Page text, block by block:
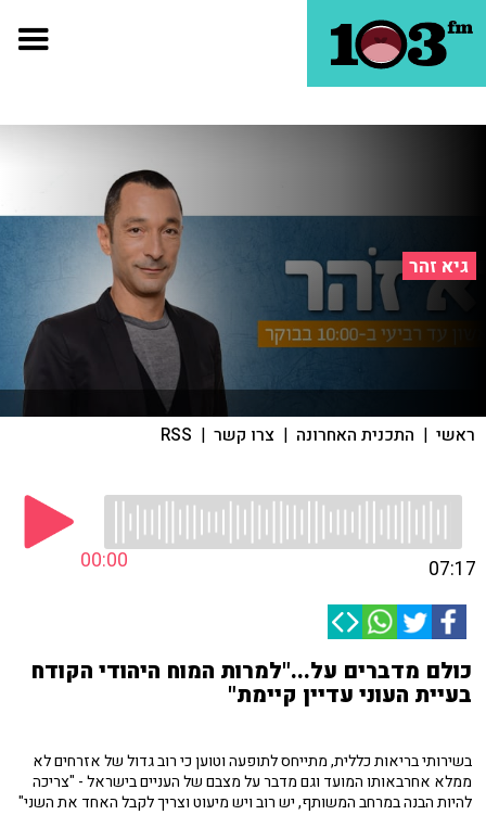
גיא זהר
ראשי | התכנית האחרונה | צרו קשר |
RSS
00:00 07:17
כולם מדברים על..."למרות המוח היהודי הקודח
בעיית העוני עדיין קיימת"
בשירותי בריאות כללית, מתייחס לתופעה וטוען כי רוב גדול של אזרחים לא
ממלא אחרבאותו המועד וגם מדבר על מצבם של העניים בישראל - "צריכה
להיות הבנה במרחב המשותף, יש רוב ויש מיעוט וצריך לקבל האחד את השני"